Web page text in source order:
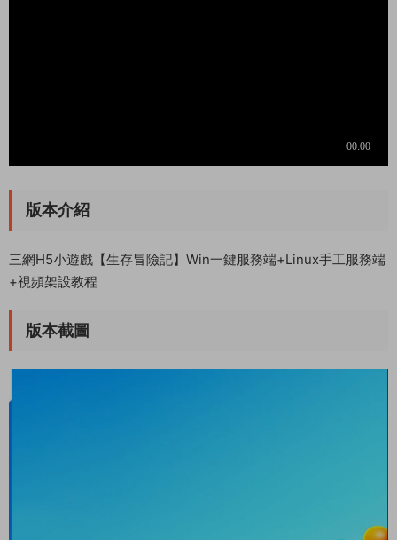
版本介紹
三網H5小遊戲【生存冒險記】Win一鍵服務端+Linux手工服務端
+視頻架設教程
版本截圖